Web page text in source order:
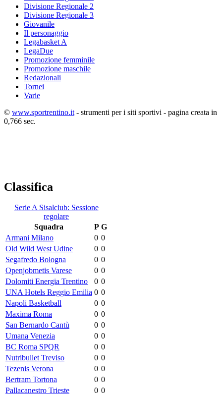
Divisione Regionale 2
Divisione Regionale 3
Giovanile
Il personaggio
Legabasket A
LegaDue
Promozione femminile
Promozione maschile
Redazionali
Tornei
Varie
© www.sportrentino.it - strumenti per i siti sportivi - pagina creata in
0,766 sec.
Classifica
Serie A Sisalclub: Sessione
regolare
Squadra
P G
Armani Milano
0 0
Old Wild West Udine
0 0
Segafredo Bologna
0 0
Openjobmetis Varese
0 0
Dolomiti Energia Trentino
0 0
UNA Hotels Reggio Emilia 0 0
Napoli Basketball
0 0
Maxima Roma
0 0
San Bernardo Cantù
0 0
Umana Venezia
0 0
BC Roma SPQR
0 0
Nutribullet Treviso
0 0
Tezenis Verona
0 0
Bertram Tortona
0 0
Pallacanestro Trieste
0 0